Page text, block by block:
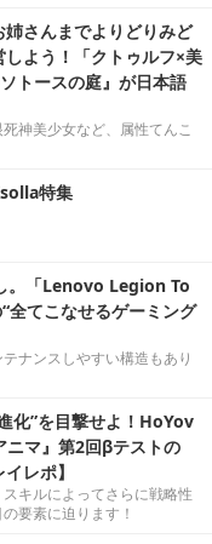
さんまでよりどりみど
よう！「クトゥルフ×美
トースの庭』が日本語
神美少女など、属性てんこ
特集
。「Lenovo Legion To
てこなせるゲーミング
ナンスしやすい構造もあり
化”を目撃せよ！HoYov
マ』第2回βテストの
レポ】
キルによってさらに戦略性
要素に迫ります！